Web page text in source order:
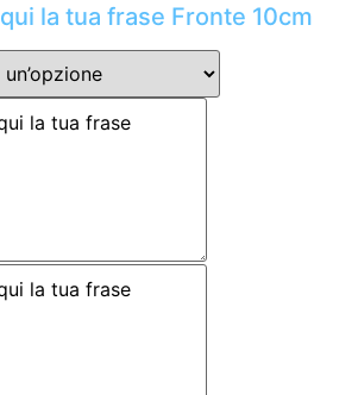
la tua frase Fronte 10cm